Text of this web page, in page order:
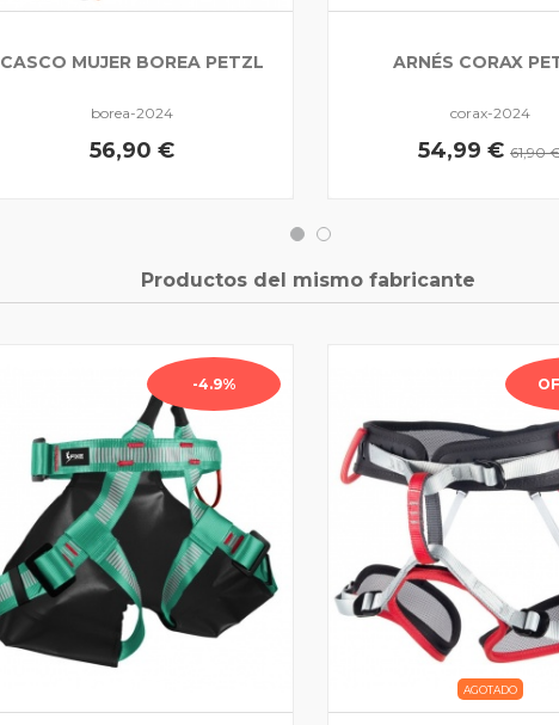
CASCO MUJER BOREA PETZL
borea-2024
56,90 €
ARNÉS CORAX
corax-2024
54,99 € 61,90
Productos del mismo fabricante
-4.9%
AGOTADO